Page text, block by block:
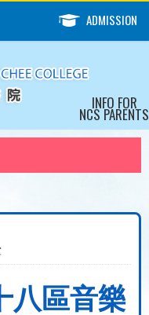
ADMISSION
INFO FOR
NCS PARENTS
八區音樂